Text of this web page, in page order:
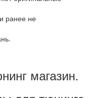
ранее не
магазин.